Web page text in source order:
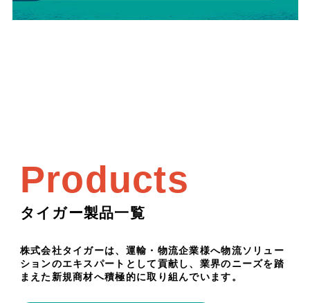
タイガー製品一覧
Products
株式会社タイガーは、運輸・物流企業様へ物流ソリュー
ションのエキスパートとして貢献し、業界のニーズを踏
まえた新規商材へ積極的に取り組んでいます。